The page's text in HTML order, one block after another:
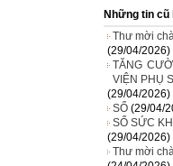
Những tin cũ
Thư mời
(29/04/2026)
TĂNG
VIỆN PHỤ
(29/04/2026)
SỔ (29/04/
SỔ SỨC
(29/04/2026)
Thư mời